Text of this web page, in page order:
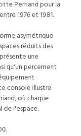
Perriand pour la
1976 et 1981.
asymétrique
réduits des
une
qu'un percement
console illustre
où chaque
de l'espace.